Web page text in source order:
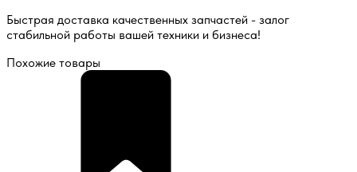
Быстрая доставка качественных запчастей - залог
стабильной работы вашей техники и бизнеса!
Похожие товары